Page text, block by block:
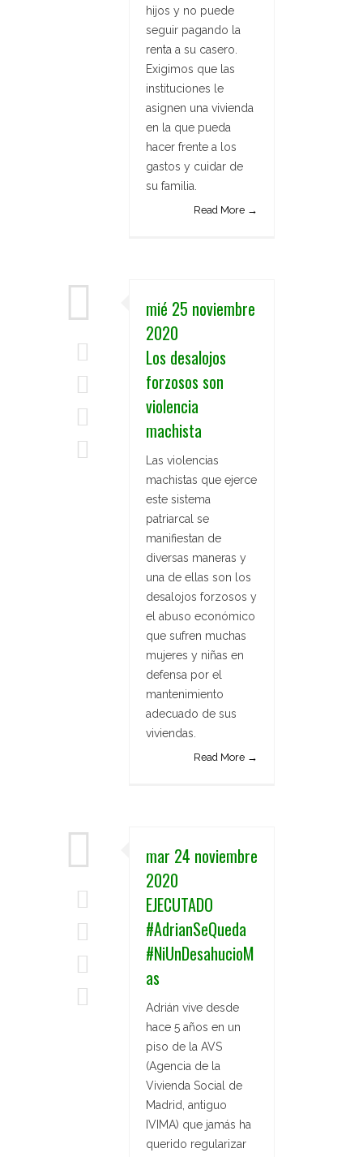
hijos y no puede
seguir pagando la
renta a su casero.
Exigimos que las
instituciones le
asignen una vivienda
en la que pueda
hacer frente a los
gastos y cuidar de
su familia.
Read More →
mié 25 noviembre
2020
Los desalojos
forzosos son
violencia
machista
Las violencias
machistas que ejerce
este sistema
patriarcal se
manifiestan de
diversas maneras y
una de ellas son los
desalojos forzosos y
el abuso económico
que sufren muchas
mujeres y niñas en
defensa por el
mantenimiento
adecuado de sus
viviendas.
Read More →
mar 24 noviembre
2020
EJECUTADO
#AdrianSeQueda
#NiUnDesahucioM
as
Adrián vive desde
hace 5 años en un
piso de la AVS
(Agencia de la
Vivienda Social de
Madrid, antiguo
IVIMA) que jamás ha
querido regularizar